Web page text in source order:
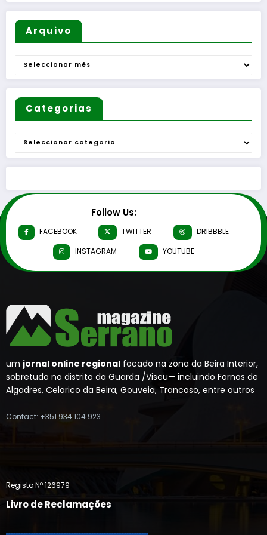
de
e de
Arquivo
Arquivo
Categorias
Categorias
Follow Us:
FACEBOOK TWITTER
DRIBBBLE
INSTAGRAM
YOUTUBE
um jornal online regional focado na zona da Beira Interior,
sobretudo no distrito da Guarda /Viseu— incluindo Fornos de
Algodres, Celorico da Beira, Gouveia, Trancoso, entre outros
Contact: +351 934 104 923
Registo Nº 126979
Livro de Reclamações